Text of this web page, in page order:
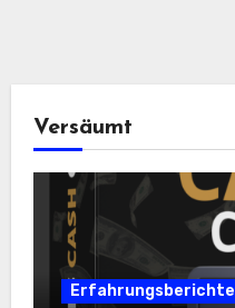
Versäumt
Erfahrungsberichte